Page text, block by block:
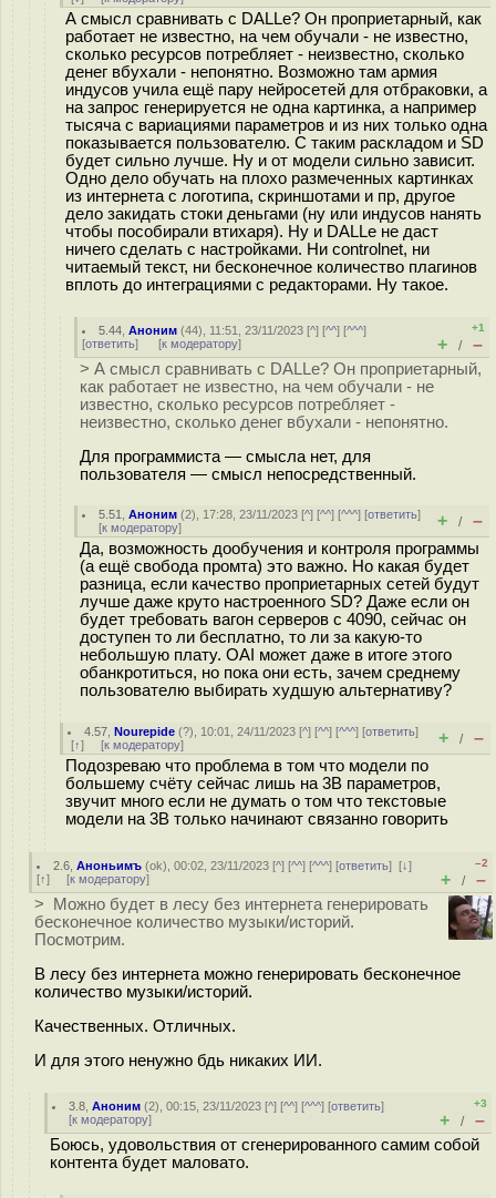
А смысл сравнивать с DALLe? Он проприетарный, как
работает не известно, на чем обучали - не известно,
сколько ресурсов потребляет - неизвестно, сколько
денег вбухали - непонятно. Возможно там армия
индусов учила ещё пару нейросетей для отбраковки, а
на запрос генерируется не одна картинка, а например
тысяча с вариациями параметров и из них только одна
показывается пользователю. С таким раскладом и SD
будет сильно лучше. Ну и от модели сильно зависит.
Одно дело обучать на плохо размеченных картинках
из интернета с логотипа, скриншотами и пр, другое
дело закидать стоки деньгами (ну или индусов нанять
чтобы пособирали втихаря). Ну и DALLe не даст
ничего сделать с настройками. Ни controlnet, ни
читаемый текст, ни бесконечное количество плагинов
вплоть до интеграциями с редакторами. Ну такое.
5.44 ,Аноним (44), 11:51, 23/11/2023 [^] [^^] [^^^]
[ответить] [к модератору]
+1
+ / –
> А смысл сравнивать с DALLe? Он проприетарный,
как работает не известно, на чем обучали - не
известно, сколько ресурсов потребляет -
неизвестно, сколько денег вбухали - непонятно.
Для программиста — смысла нет, для
пользователя — смысл непосредственный.
5.51 ,Аноним (2), 17:28, 23/11/2023 [^] [^^] [^^^] [ответить]
[к модератору] + / –
Да, возможность дообучения и контроля программы
(а ещё свобода промта) это важно. Но какая будет
разница, если качество проприетарных сетей будут
лучше даже круто настроенного SD? Даже если он
будет требовать вагон серверов с 4090, сейчас он
доступен то ли бесплатно, то ли за какую-то
небольшую плату. OAI может даже в итоге этого
обанкротиться, но пока они есть, зачем среднему
пользователю выбирать худшую альтернативу?
4.57 ,Nourepide (?), 10:01, 24/11/2023 [^] [^^] [^^^] [ответить]
[↑] [к модератору] + / –
Подозреваю что проблема в том что модели по
большему счёту сейчас лишь на 3B параметров,
звучит много если не думать о том что текстовые
модели на 3B только начинают связанно говорить
2.6 ,Аноньимъ (ok), 00:02, 23/11/2023 [^] [^^] [^^^] [ответить][↓]
[↑] [к модератору]
–2
+ / –
> Можно будет в лесу без интернета генерировать
бесконечное количество музыки/историй.
Посмотрим.
В лесу без интернета можно генерировать бесконечное
количество музыки/историй.
Качественных. Отличных.
И для этого ненужно бдь никаких ИИ.
3.8 ,Аноним (2), 00:15, 23/11/2023 [^] [^^] [^^^] [ответить]
[к модератору]
+3
+ / –
Боюсь, удовольствия от сгенерированного самим собой
контента будет маловато.